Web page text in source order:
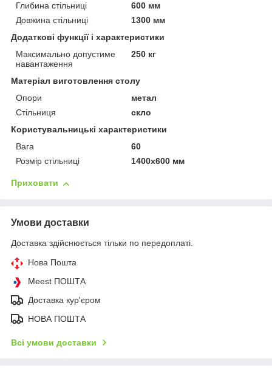
Глибина стільниці
600 мм
Довжина стільниці
1300 мм
Додаткові функції і характеристики
Максимально допустиме
навантаження
250 кг
Матеріал виготовлення столу
Опори
метал
Стільниця
скло
Користувальницькі характеристики
Вага
60
Розмір стільниці
1400х600 мм
Приховати
Умови доставки
Доставка здійснюється тільки по передоплаті.
Нова Пошта
Meest ПОШТА
Доставка кур'єром
НОВА ПОШТА
Всі умови доставки